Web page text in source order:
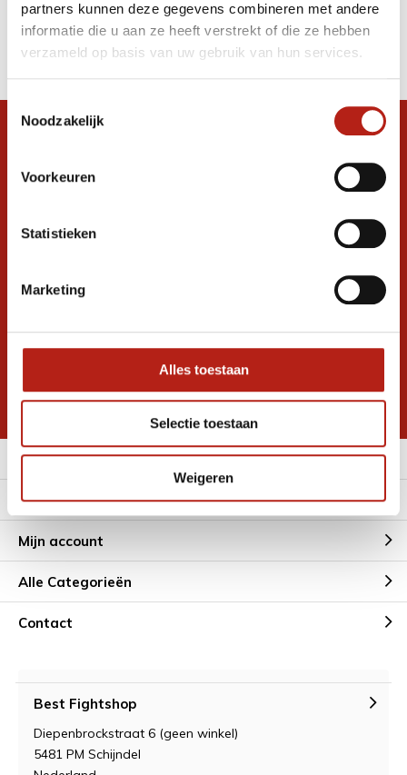
partners kunnen deze gegevens combineren met andere
informatie die u aan ze heeft verstrekt of die ze hebben
verzameld op basis van uw gebruik van hun services.
Toestemmingsselectie
Noodzakelijk
Voorkeuren
Statistieken
Marketing
Alles toestaan
Selectie toestaan
Weigeren
Producten
Filter
Stel je vraag in de chat, en we helpen je
graag verder. 24/7
Volg ons
promoties
* Lees hier de wettelijke beperkingen
Meer informatie
Klantenservice
Mijn account
Alle Categorieën
Contact
Best Fightshop
Diepenbrockstraat 6 (geen winkel)
5481 PM Schijndel